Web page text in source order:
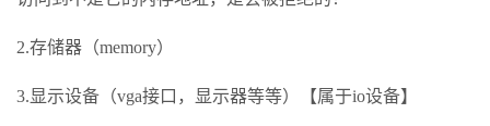
2.存储器（memory）
3.显示设备（vga接口，显示器等等）【属于io设备】